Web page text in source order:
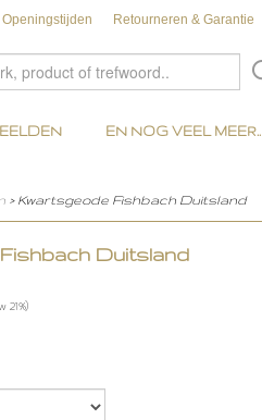
Retourneren & Garantie
EN NOG VEEL MEER..
> Kwartsgeode Fishbach Duitsland
Duitsland